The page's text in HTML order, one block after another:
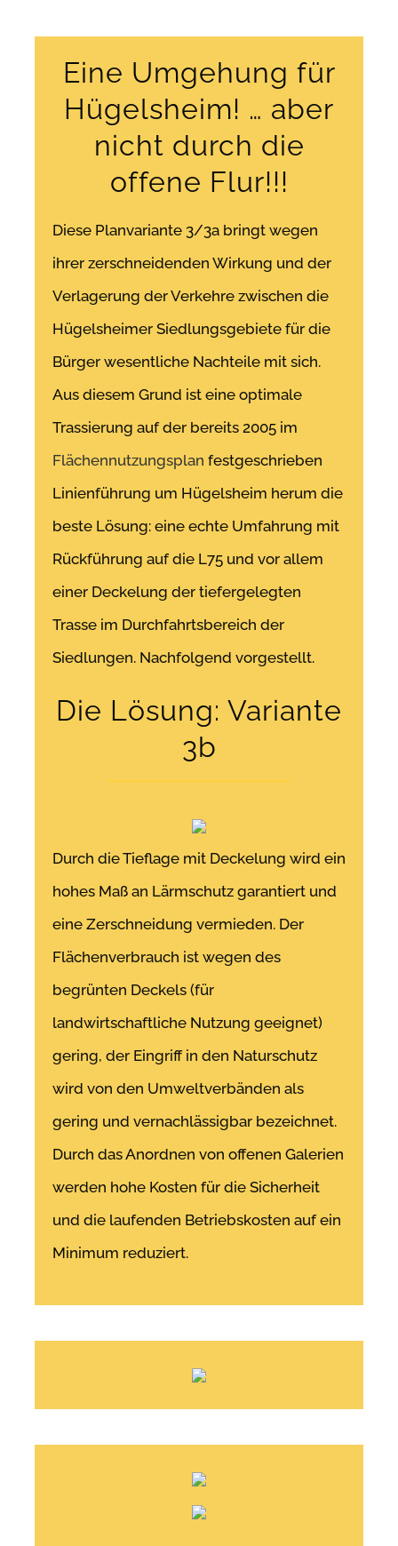
Eine Umgehung für
Hügelsheim! … aber
nicht durch die
offene Flur!!!
Diese Planvariante 3/3a bringt wegen
ihrer zerschneidenden Wirkung und der
Verlagerung der Verkehre zwischen die
Hügelsheimer Siedlungsgebiete für die
Bürger wesentliche Nachteile mit sich.
Aus diesem Grund ist eine optimale
Trassierung auf der bereits 2005 im
Flächennutzungsplan festgeschrieben
Linienführung um Hügelsheim herum die
beste Lösung: eine echte Umfahrung mit
Rückführung auf die L75 und vor allem
einer Deckelung der tiefergelegten
Trasse im Durchfahrtsbereich der
Siedlungen. Nachfolgend vorgestellt.
Die Lösung: Variante
3b
Durch die Tieflage mit Deckelung wird ein
hohes Maß an Lärmschutz garantiert und
eine Zerschneidung vermieden. Der
Flächenverbrauch ist wegen des
begrünten Deckels (für
landwirtschaftliche Nutzung geeignet)
gering, der Eingriff in den Naturschutz
wird von den Umweltverbänden als
gering und vernachlässigbar bezeichnet.
Durch das Anordnen von offenen Galerien
werden hohe Kosten für die Sicherheit
und die laufenden Betriebskosten auf ein
Minimum reduziert.